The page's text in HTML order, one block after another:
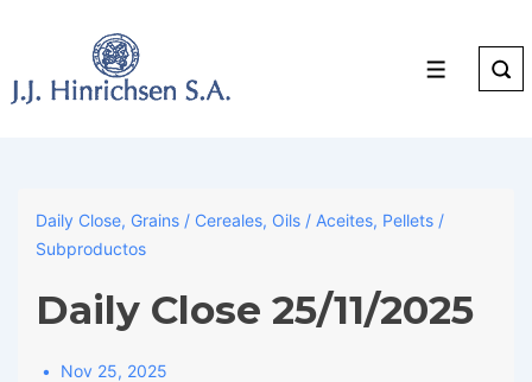
Main
Menu
Daily Close, Grains / Cereales, Oils / Aceites, Pellets /
Subproductos
Daily Close 25/11/2025
Nov 25, 2025